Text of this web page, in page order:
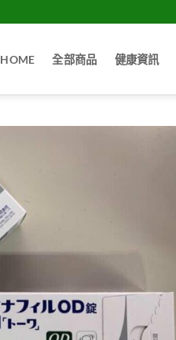
HOME 全部商品 健康資訊